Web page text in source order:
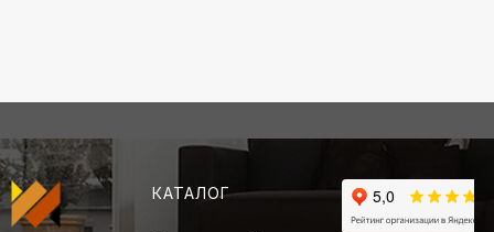
КАТАЛОГ